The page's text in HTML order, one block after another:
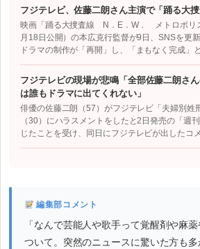
フジテレビ、佐藤二朗さん主演で「踊る大
映画「踊る大捜査線 N．E．W． メトロポリ
月18日公開）の本広克行監督が9日、SNSを更
ドラマの制作が「再開」し、「まもなく完成」
フジテレビの現場が悲鳴「全部佐藤二朗さ
は誰もドラマに出てくれない」
俳優の佐藤二朗（57）がフジテレビ「夫婦別姓
（30）にハラスメントをしたと2日発売の「週
じたことを受け、同日にフジテレビが出したコ
編集部コメント
「なんで芸能人や歌手って覚醒剤や麻
ついて。突然のニュースに驚いた方も